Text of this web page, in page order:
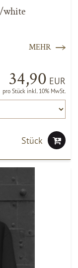
white
MEHR
34,90 EUR
pro Stück inkl. 10% MwSt.
Stück